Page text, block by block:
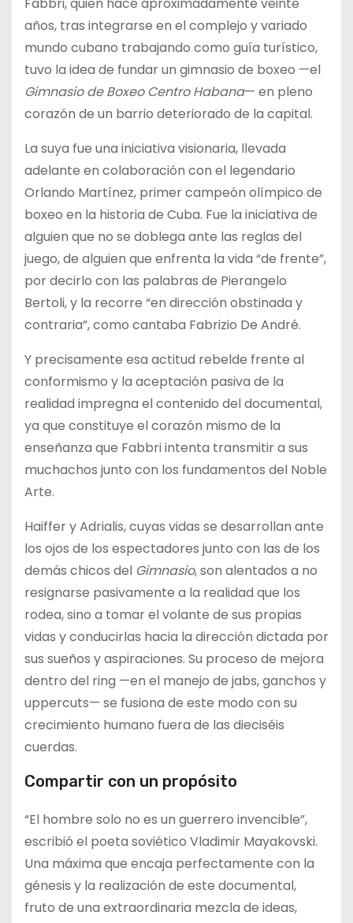
años, tras integrarse en el complejo y variado
mundo cubano trabajando como guía turístico,
tuvo la idea de fundar un gimnasio de boxeo —el
Gimnasio de Boxeo Centro Habana— en pleno
corazón de un barrio deteriorado de la capital.
La suya fue una iniciativa visionaria, llevada
adelante en colaboración con el legendario
Orlando Martínez, primer campeón olímpico de
boxeo en la historia de Cuba. Fue la iniciativa de
alguien que no se doblega ante las reglas del
juego, de alguien que enfrenta la vida “de frente”,
por decirlo con las palabras de Pierangelo
Bertoli, y la recorre “en dirección obstinada y
contraria”, como cantaba Fabrizio De André.
Y precisamente esa actitud rebelde frente al
conformismo y la aceptación pasiva de la
realidad impregna el contenido del documental,
ya que constituye el corazón mismo de la
enseñanza que Fabbri intenta transmitir a sus
muchachos junto con los fundamentos del Noble
Arte.
Haiffer y Adrialis, cuyas vidas se desarrollan ante
los ojos de los espectadores junto con las de los
demás chicos del Gimnasio, son alentados a no
resignarse pasivamente a la realidad que los
rodea, sino a tomar el volante de sus propias
vidas y conducirlas hacia la dirección dictada por
sus sueños y aspiraciones. Su proceso de mejora
dentro del ring —en el manejo de jabs, ganchos y
uppercuts— se fusiona de este modo con su
crecimiento humano fuera de las dieciséis
cuerdas.
Compartir con un propósito
“El hombre solo no es un guerrero invencible”,
escribió el poeta soviético Vladimir Mayakovski.
Una máxima que encaja perfectamente con la
génesis y la realización de este documental,
fruto de una extraordinaria mezcla de ideas,